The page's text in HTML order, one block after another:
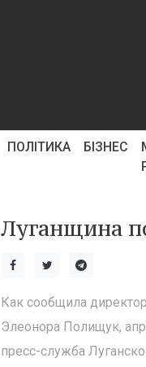
ПОЛІТИКА БІЗНЕС
Луганщина
Как сообщила
Элеонора Полищук,
пресс-служба